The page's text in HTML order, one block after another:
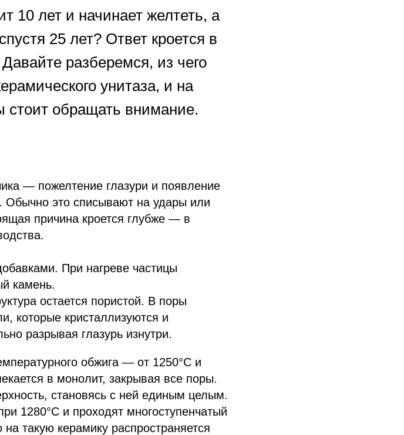
10 лет и начинает желтеть, а
25 лет? Ответ кроется в
разберемся, из чего
унитаза, и на
стоит обращать внимание.
— пожелтение глазури и появление
Обычно это списывают на удары или
причина кроется глубже — в
При нагреве частицы
камень.
остается пористой. В поры
которые кристаллизуются и
разрывая глазурь изнутри.
обжига — от 1250°C и
в монолит, закрывая все поры.
становясь с ней единым целым.
1280°C и проходят многоступенчатый
такую керамику распространяется